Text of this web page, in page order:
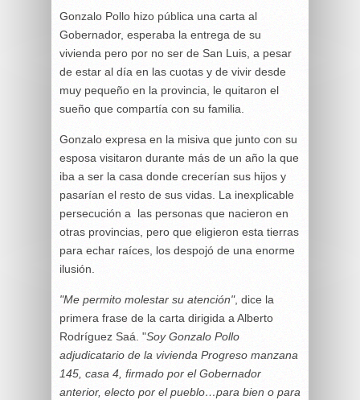
Gonzalo Pollo hizo pública una carta al
Gobernador, esperaba la entrega de su
vivienda pero por no ser de San Luis, a pesar
de estar al día en las cuotas y de vivir desde
muy pequeño en la provincia, le quitaron el
sueño que compartía con su familia.
Gonzalo expresa en la misiva que junto con su
esposa visitaron durante más de un año la que
iba a ser la casa donde crecerían sus hijos y
pasarían el resto de sus vidas. La inexplicable
persecución a las personas que nacieron en
otras provincias, pero que eligieron esta tierras
para echar raíces, los despojó de una enorme
ilusión.
"Me permito molestar su atención", dice la
primera frase de la carta dirigida a Alberto
Rodríguez Saá. "Soy Gonzalo Pollo
adjudicatario de la vivienda Progreso manzana
145, casa 4, firmado por el Gobernador
anterior, electo por el pueblo…para bien o para